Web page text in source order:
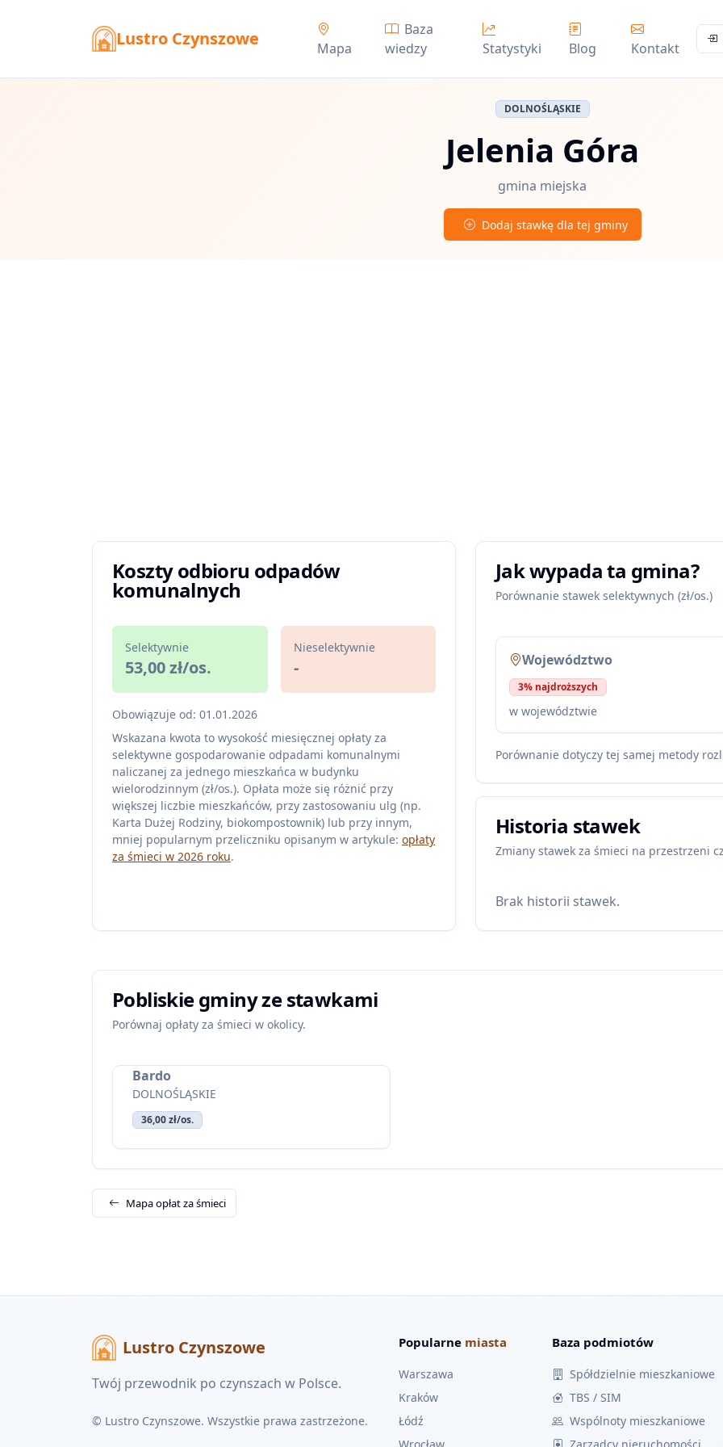
Lustro Czynszowe Mapa
Baza
wiedzy
Statystyki Blog Kontakt
DOLNOŚLĄSKIE
Jelenia Góra
gmina miejska
Dodaj stawkę dla tej gminy
Koszty odbioru odpadów
komunalnych
Selektywnie
53,00 zł/os.
Nieselektywnie
-
Obowiązuje od: 01.01.2026
Wskazana kwota to wysokość miesięcznej opłaty za
selektywne gospodarowanie odpadami komunalnymi
naliczanej za jednego mieszkańca w budynku
wielorodzinnym (zł/os.). Opłata może się różnić przy
większej liczbie mieszkańców, przy zastosowaniu ulg (np.
Karta Dużej Rodziny, biokompostownik) lub przy innym,
mniej popularnym przeliczniku opisanym w artykule: opłaty
za śmieci w 2026 roku.
Jak wypada ta gmina?
Porównanie stawek selektywnych (zł/os.)
Województwo
3% najdroższych
w województwie
Porównanie dotyczy tej samej metody
Historia stawek
Zmiany stawek za śmieci na przestrzeni
Brak historii stawek.
Pobliskie gminy ze stawkami
Porównaj opłaty za śmieci w okolicy.
Bardo
DOLNOŚLĄSKIE
36,00 zł/os.
Mapa opłat za śmieci
Lustro Czynszowe
Twój przewodnik po czynszach w Polsce.
© Lustro Czynszowe. Wszystkie prawa zastrzeżone.
Popularne miasta
Warszawa
Kraków
Łódź
Baza podmiotów
Spółdzielnie mieszkaniowe
TBS / SIM
Wspólnoty mieszkaniowe